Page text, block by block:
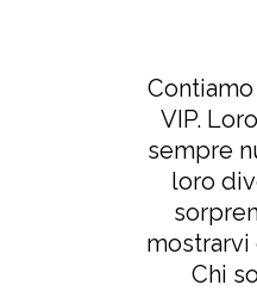
VIP.
sempre
loro
Chi